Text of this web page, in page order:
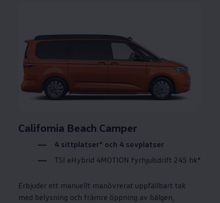
California Beach Camper
4 sittplatser* och 4 sovplatser
TSI eHybrid 4MOTION fyrhjulsdrift 245 hk*
Erbjuder ett manuellt manövrerat uppfällbart tak
med belysning och främre öppning av bälgen,